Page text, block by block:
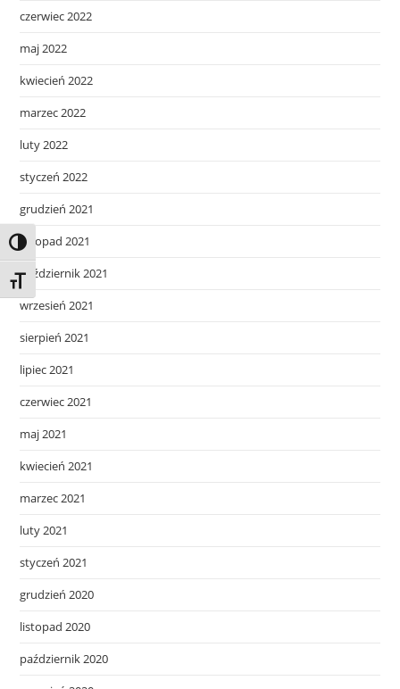
Toggle High Contrast
Toggle Font size
czerwiec 2022
maj 2022
kwiecień 2022
marzec 2022
luty 2022
styczeń 2022
grudzień 2021
listopad 2021
październik 2021
wrzesień 2021
sierpień 2021
lipiec 2021
czerwiec 2021
maj 2021
kwiecień 2021
marzec 2021
luty 2021
styczeń 2021
grudzień 2020
listopad 2020
październik 2020